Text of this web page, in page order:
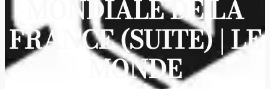
MONDIALE DE LA
FRANCE (SUITE) | LE
MONDE